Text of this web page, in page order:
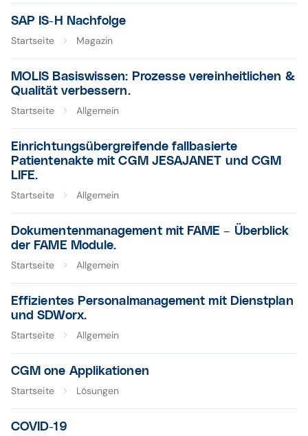
SAP IS-H Nachfolge
Startseite
Magazin
MOLIS Basiswissen: Prozesse vereinheitlichen &
Qualität verbessern.
Startseite
Allgemein
Einrichtungsübergreifende fallbasierte
Patientenakte mit CGM JESAJANET und CGM
LIFE.
Startseite
Allgemein
Dokumentenmanagement mit FAME – Überblick
der FAME Module.
Startseite
Allgemein
Effizientes Personalmanagement mit Dienstplan
und SDWorx.
Startseite
Allgemein
CGM one Applikationen
Startseite
Lösungen
COVID-19